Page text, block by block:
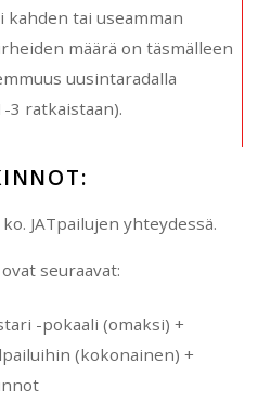
kahden tai useamman
määrä on täsmälleen
uusintaradalla
3 ratkaistaan).
JATpailujen yhteydessä.
seuraavat:
-pokaali (omaksi) +
(kokonainen) +